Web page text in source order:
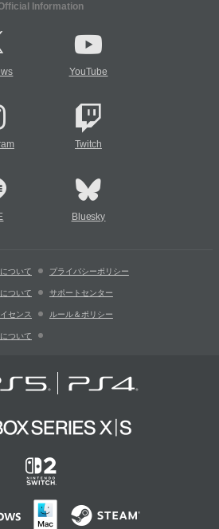
Information
YouTube
Twitch
Bluesky
ついて プライバシーポリシー
ついて サポートセンター
センス ルール＆ポリシー
ついて